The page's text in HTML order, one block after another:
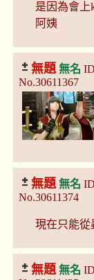
是因為會上
阿姨
無題無名
No.30611367
無題無名
No.30611374
現在只能從
無題無名